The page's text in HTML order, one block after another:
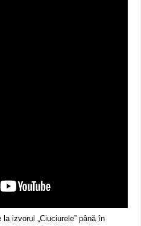
izvorul „Ciuciurele” până în